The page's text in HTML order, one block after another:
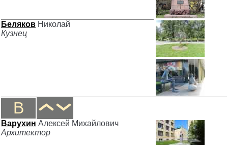
Беляков Николай
Кузнец
В
Варухин Алексей Михайлович
Архитектор